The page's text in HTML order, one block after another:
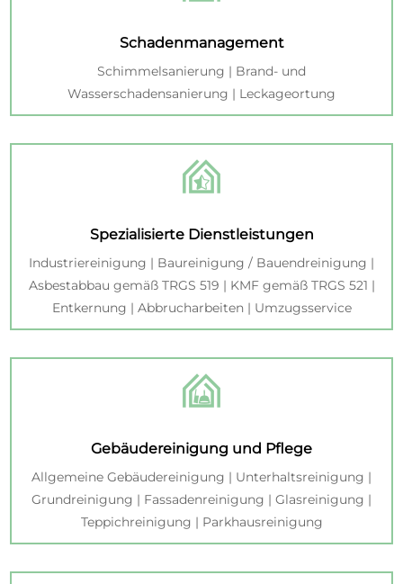
Schadenmanagement
Schimmelsanierung | Brand- und
Wasserschadensanierung | Leckageortung
Spezialisierte Dienstleistungen
Industriereinigung | Baureinigung / Bauendreinigung |
Asbestabbau gemäß TRGS 519 | KMF gemäß TRGS 521 |
Entkernung | Abbrucharbeiten | Umzugsservice
Gebäudereinigung und Pflege
Allgemeine Gebäudereinigung | Unterhaltsreinigung |
Grundreinigung | Fassadenreinigung | Glasreinigung |
Teppichreinigung | Parkhausreinigung